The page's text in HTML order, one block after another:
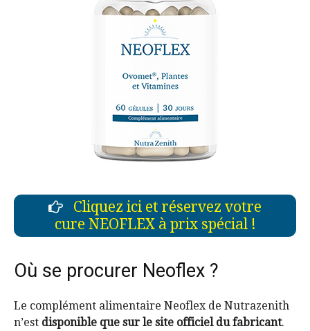
Cliquez ici et réservez votre
cure NEOFLEX à prix spécial !
Où se procurer Neoflex ?
Le complément alimentaire Neoflex de Nutrazenith
n’est disponible que sur le site officiel du fabricant.